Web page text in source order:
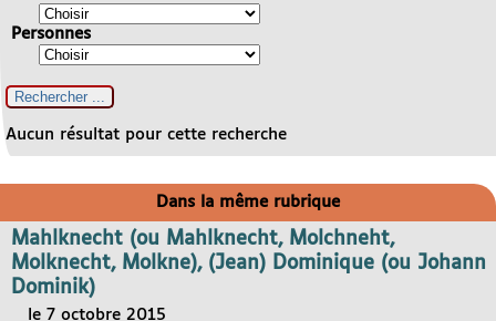
Personnes
Aucun résultat pour cette recherche
Dans la même rubrique
Mahlknecht (ou Mahlknecht, Molchneht,
Molknecht, Molkne), (Jean) Dominique (ou Johann
Dominik)
le 7 octobre 2015